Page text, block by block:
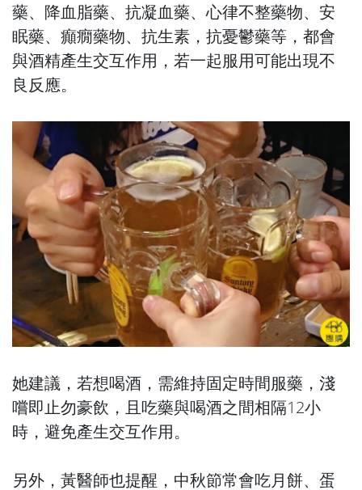
藥、降血脂藥、抗凝血藥、心律不整藥物、安
眠藥、癲癇藥物、抗生素，抗憂鬱藥等，都會
與酒精產生交互作用，若一起服用可能出現不
良反應。
她建議，若想喝酒，需維持固定時間服藥，淺
嚐即止勿豪飲，且吃藥與喝酒之間相隔12小
時，避免產生交互作用。
另外，黃醫師也提醒，中秋節常會吃月餅、蛋